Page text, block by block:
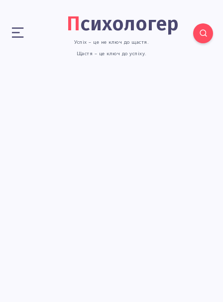
Психологер
Успіх – це не ключ до щастя.
Щастя – це ключ до успіху.